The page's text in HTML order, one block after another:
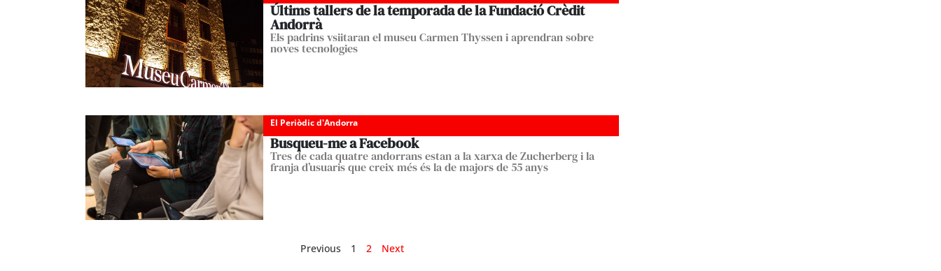
Últims tallers de la temporada de la Fundació Crèdit
Andorrà
Els padrins vsiitaran el museu Carmen Thyssen i aprendran sobre
noves tecnologies
El Periòdic d'Andorra
Busqueu-me a Facebook
Tres de cada quatre andorrans estan a la xarxa de Zucherberg i la
franja d’usuaris que creix més és la de majors de 55 anys
Previous 1 2 Next